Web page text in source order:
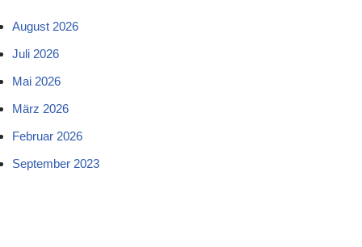
August 2026
Juli 2026
Mai 2026
März 2026
Februar 2026
September 2023